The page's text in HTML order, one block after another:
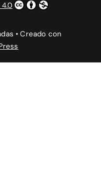
4.0
• Creado con